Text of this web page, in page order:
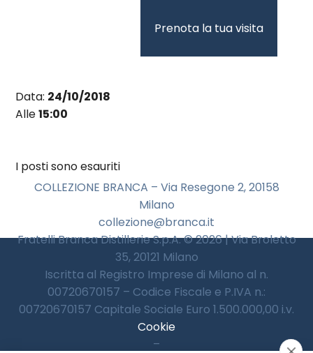
Prenota la tua visita
Data: 24/10/2018
Alle15:00
I posti sono esauriti
COLLEZIONE BRANCA – Via Resegone 2, 20158
Milano
collezione@branca.it
Fratelli Branca Distillerie S.p.A. © 2026 | Via Broletto
35, 20121 Milano
Iscritta al Registro Imprese di Milano al n.
00720670157 – Codice Fiscale e P.IVA n.:
00720670157 Capitale Sociale Euro 1.500.000,00 i.v.
Cookie
–